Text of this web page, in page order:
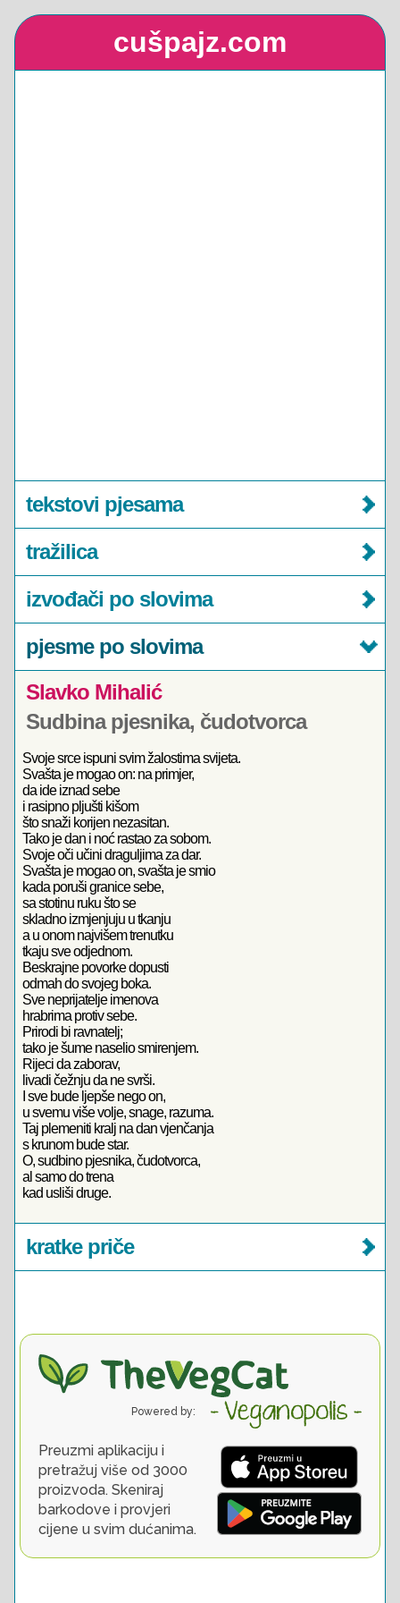
cušpajz.com
tekstovi pjesama
tražilica
izvođači po slovima
pjesme po slovima
Slavko Mihalić
Sudbina pjesnika, čudotvorca
Svoje srce ispuni svim žalostima svijeta.
Svašta je mogao on: na primjer,
da ide iznad sebe
i rasipno pljušti kišom
što snaži korijen nezasitan.
Tako je dan i noć rastao za sobom.
Svoje oči učini draguljima za dar.
Svašta je mogao on, svašta je smio
kada poruši granice sebe,
sa stotinu ruku što se
skladno izmjenjuju u tkanju
a u onom najvišem trenutku
tkaju sve odjednom.
Beskrajne povorke dopusti
odmah do svojeg boka.
Sve neprijatelje imenova
hrabrima protiv sebe.
Prirodi bi ravnatelj;
tako je šume naselio smirenjem.
Rijeci da zaborav,
livadi čežnju da ne svrši.
I sve bude ljepše nego on,
u svemu više volje, snage, razuma.
Taj plemeniti kralj na dan vjenčanja
s krunom bude star.
O, sudbino pjesnika, čudotvorca,
al samo do trena
kad usliši druge.
kratke priče